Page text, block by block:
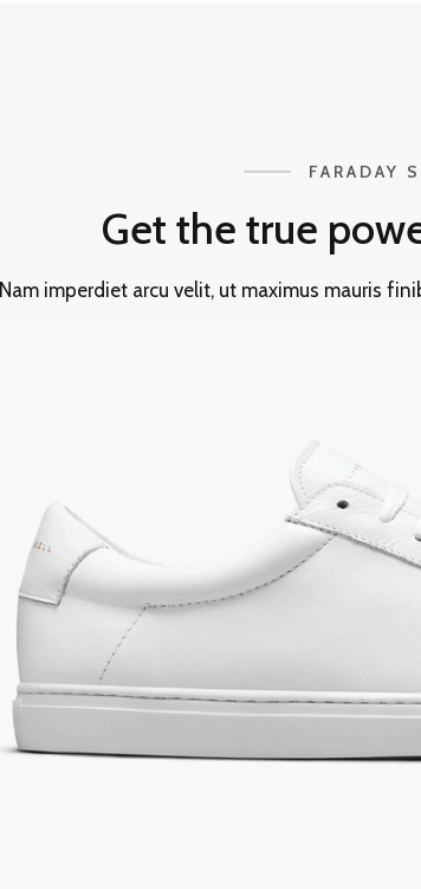
FARADAY
Get the true
Nam imperdiet arcu velit, ut maximus mauris